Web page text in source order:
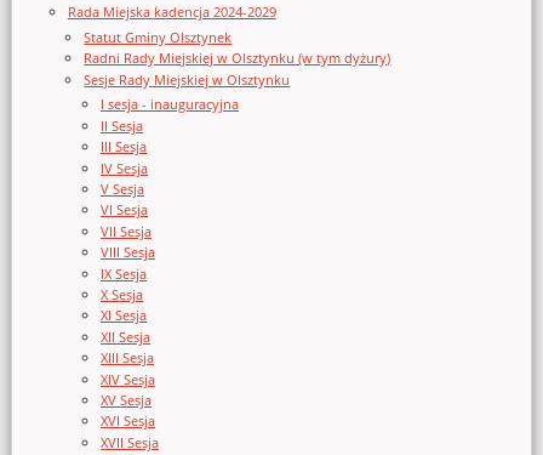
Rada Miejska kadencja 2024-2029
Statut Gminy Olsztynek
Radni Rady Miejskiej w Olsztynku (w tym dyżury)
Sesje Rady Miejskiej w Olsztynku
I sesja - inauguracyjna
II Sesja
III Sesja
IV Sesja
V Sesja
VI Sesja
VII Sesja
VIII Sesja
IX Sesja
X Sesja
XI Sesja
XII Sesja
XIII Sesja
XIV Sesja
XV Sesja
XVI Sesja
XVII Sesja